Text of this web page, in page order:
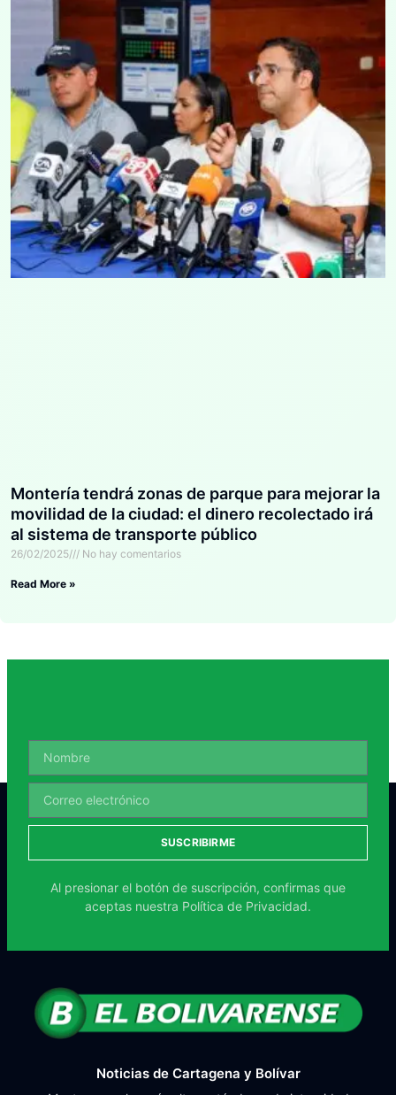
Montería tendrá zonas de parque para mejorar la
movilidad de la ciudad: el dinero recolectado irá
al sistema de transporte público
26/02/2025 No hay comentarios
Read More »
SUSCRIBIRME
Al presionar el botón de suscripción, confirmas que
aceptas nuestra Política de Privacidad.
Noticias de Cartagena y Bolívar